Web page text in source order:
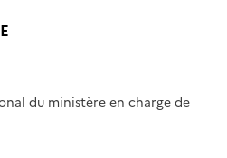
du ministère en charge de